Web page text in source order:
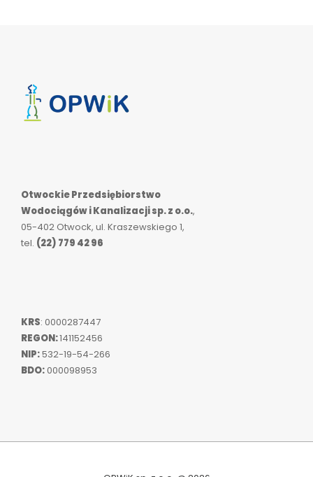
Otwockie Przedsiębiorstwo
Wodociągów i Kanalizacji sp. z o.o.,
05-402 Otwock, ul. Kraszewskiego 1,
tel. (22) 779 42 96
KRS: 0000287447
REGON:141152456
NIP:532-19-54-266
BDO:000098953